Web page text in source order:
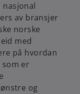
nasjonal
av bransjer
norske
med
på hvordan
er
og